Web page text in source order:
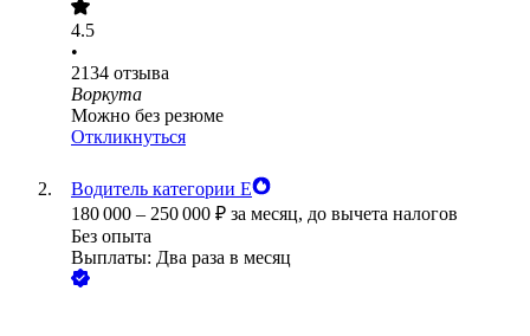
4.5
•
2134 отзыва
Воркута
Можно без резюме
Откликнуться
Водитель категории Е
180 000 – 250 000 ₽ за месяц, до вычета налогов
Без опыта
Выплаты: Два раза в месяц